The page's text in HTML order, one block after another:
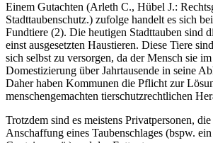
Einem Gutachten (Arleth C., Hübel J.:
Stadttaubenschutz.) zufolge handelt es sich
Fundtiere (2). Die heutigen Stadttauben sind
einst ausgesetzten Haustieren. Diese Tiere
sich selbst zu versorgen, da der Mensch sie
Domestizierung über Jahrtausende in seine
Daher haben Kommunen die Pflicht zur
menschengemachten tierschutzrechtlichen
Trotzdem sind es meistens Privatpersonen,
Anschaffung eines Taubenschlages (bspw.